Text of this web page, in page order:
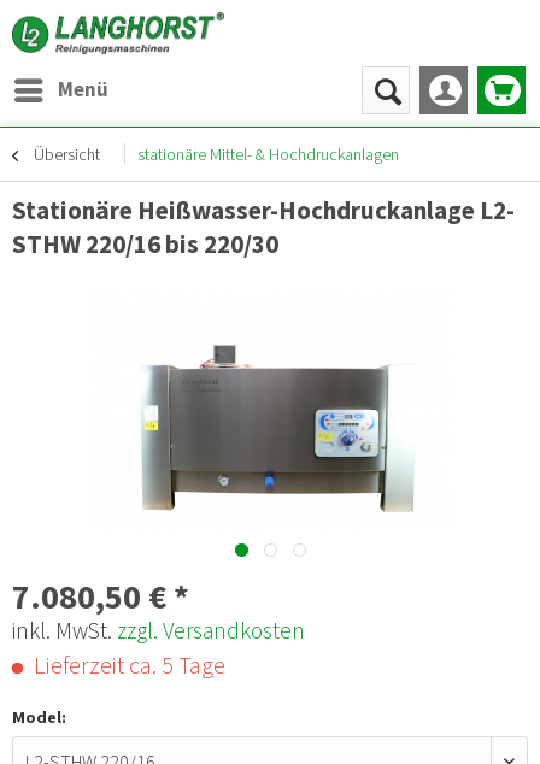
Menü
Übersicht stationäre Mittel- & Hochdruckanlagen
Stationäre Heißwasser-Hochdruckanlage L2-
STHW 220/16 bis 220/30
7.080,50 € *
inkl. MwSt. zzgl. Versandkosten
Lieferzeit ca. 5 Tage
Model: